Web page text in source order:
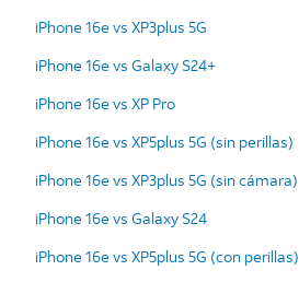
iPhone 16e vs XP3plus 5G
iPhone 16e vs Galaxy S24+
iPhone 16e vs XP Pro
iPhone 16e vs XP5plus 5G (sin perillas)
iPhone 16e vs XP3plus 5G (sin cámara)
iPhone 16e vs Galaxy S24
iPhone 16e vs XP5plus 5G (con perillas)